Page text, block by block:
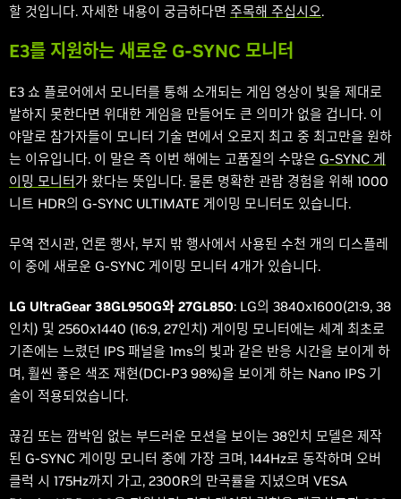
할 것입니다. 자세한 내용이 궁금하다면 주목해 주십시오.
E3를 지원하는 새로운 G-SYNC 모니터
E3 쇼 플로어에서 모니터를 통해 소개되는 게임 영상이 빛을 제대로
발하지 못한다면 위대한 게임을 만들어도 큰 의미가 없을 겁니다. 이
야말로 참가자들이 모니터 기술 면에서 오로지 최고 중 최고만을 원하
는 이유입니다. 이 말은 즉 이번 해에는 고품질의 수많은 G-SYNC 게
이밍 모니터가 왔다는 뜻입니다. 물론 명확한 관람 경험을 위해 1000
니트 HDR의 G-SYNC ULTIMATE 게이밍 모니터도 있습니다.
무역 전시관, 언론 행사, 부지 밖 행사에서 사용된 수천 개의 디스플레
이 중에 새로운 G-SYNC 게이밍 모니터 4개가 있습니다.
LG UltraGear 38GL950G와 27GL850: LG의 3840x1600(21:9, 38
인치) 및 2560x1440 (16:9, 27인치) 게이밍 모니터에는 세계 최초로
기존에는 느렸던 IPS 패널을 1ms의 빛과 같은 반응 시간을 보이게 하
며, 훨씬 좋은 색조 재현(DCI-P3 98%)을 보이게 하는 Nano IPS 기
술이 적용되었습니다.
끊김 또는 깜박임 없는 부드러운 모션을 보이는 38인치 모델은 제작
된 G-SYNC 게이밍 모니터 중에 가장 크며, 144Hz로 동작하며 오버
클럭 시 175Hz까지 가고, 2300R의 만곡률을 지녔으며 VESA